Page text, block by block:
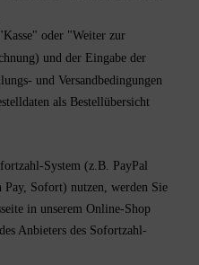
oder "Weiter zur
und der Eingabe der
und Versandbedingungen
als Bestellübersicht
System (z.B. PayPal
Pay, Sofort) nutzen, werden Sie
in unserem Online-Shop
Anbieters des Sofortzahl-